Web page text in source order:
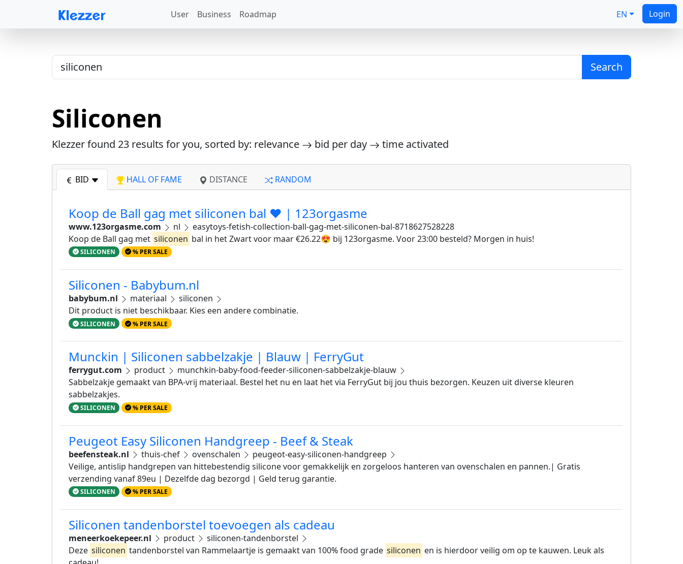
User Business Roadmap EN Login
Search
Siliconen
Klezzer found 23 results for you, sorted by: relevance bid per day time activated
BID HALL OF FAME DISTANCE RANDOM
Koop de Ball gag met siliconen bal ❤ | 123orgasme
www.123orgasme.com nl
easytoys-fetish-collection-ball-gag-met-siliconen-bal-8718627528228
Koop de Ball gag met siliconen bal in het Zwart voor maar €26.22😍 bij 123orgasme. Voor 23:00 besteld? Morgen in huis!
SILICONEN % PER SALE
Siliconen - Babybum.nl
babybum.nl materiaal
siliconen
Dit product is niet beschikbaar. Kies een andere combinatie.
SILICONEN % PER SALE
Munckin | Siliconen sabbelzakje | Blauw | FerryGut
ferrygut.com product
munchkin-baby-food-feeder-siliconen-sabbelzakje-blauw
Sabbelzakje gemaakt van BPA-vrij materiaal. Bestel het nu en laat het via FerryGut bij jou thuis bezorgen. Keuzen uit diverse kleuren
sabbelzakjes.
SILICONEN % PER SALE
Peugeot Easy Siliconen Handgreep - Beef & Steak
beefensteak.nl thuis-chef ovenschalen
peugeot-easy-siliconen-handgreep
Veilige, antislip handgrepen van hittebestendig silicone voor gemakkelijk en zorgeloos hanteren van ovenschalen en pannen.| Gratis
verzending vanaf 89eu | Dezelfde dag bezorgd | Geld terug garantie.
SILICONEN % PER SALE
Siliconen tandenborstel toevoegen als cadeau
meneerkoekepeer.nl product
siliconen-tandenborstel
Deze siliconen tandenborstel van Rammelaartje is gemaakt van 100% food grade siliconen en is hierdoor veilig om op te kauwen. Leuk als